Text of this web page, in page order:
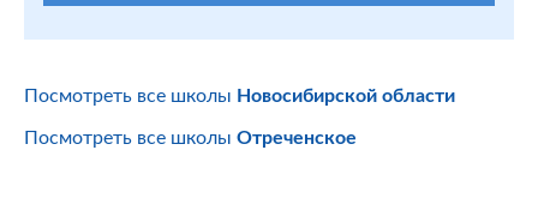
Посмотреть все школы Новосибирской области
Посмотреть все школы Отреченское